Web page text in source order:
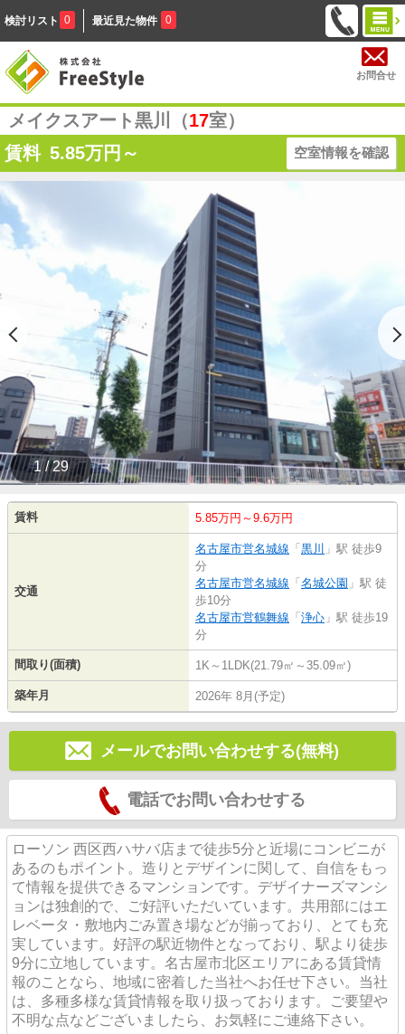
検討リスト 0 最近見た物件 0
お問合せ
メイクスアート黒川（17室）
賃料 5.85万円～ 空室情報を確認
1 / 29
賃料 5.85万円～9.6万円
交通
名古屋市営名城線 「 黒川 」駅 徒歩9
分
名古屋市営名城線 「 名城公園 」駅 徒
歩10分
名古屋市営鶴舞線 「 浄心 」駅 徒歩19
分
間取り(面積) 1K～1LDK(21.79㎡～35.09㎡)
築年月 2026年 8月(予定)
メールでお問い合わせする(無料)
電話でお問い合わせする
ローソン 西区西ハサバ店まで徒歩5分と近場にコンビニが
あるのもポイント。造りとデザインに関して、自信をもっ
て情報を提供できるマンションです。デザイナーズマンシ
ョンは独創的で、ご好評いただいています。共用部にはエ
レベータ・敷地内ごみ置き場などが揃っており、とても充
実しています。好評の駅近物件となっており、駅より徒歩
9分に立地しています。名古屋市北区エリアにある賃貸情
報のことなら、地域に密着した当社へお任せ下さい。当社
は、多種多様な賃貸情報を取り扱っております。ご要望や
不明な点などございましたら、お気軽にご連絡下さい。